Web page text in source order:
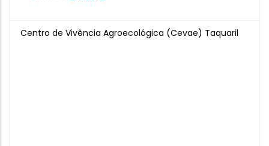
Centro de Vivência Agroecológica (Cevae) Taquaril